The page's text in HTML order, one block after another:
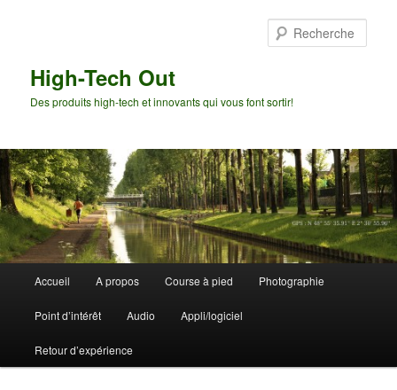
High-Tech Out
Des produits high-tech et innovants qui vous font sortir!
principal
Accueil A propos Course à pied Photographie
Point d’intérêt Audio Appli/logiciel
Retour d’expérience